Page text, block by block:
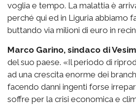
voglia e tempo. La malattia è
perché qui ed in Liguria abbiamo
buttando via milioni di euro in
Marco Garino, sindaco di
del suo paese. «Il periodo di
ad una crescita enorme dei
facendo danni ingenti forse
soffre per la crisi economica e